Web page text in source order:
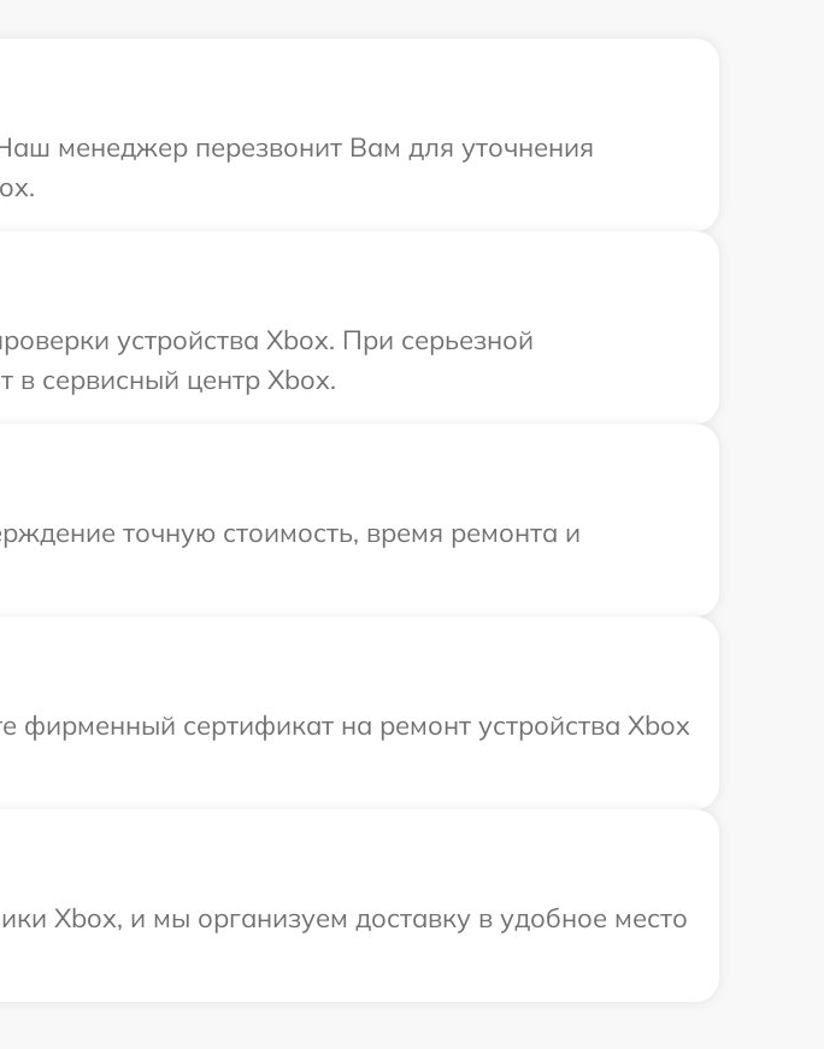
менеджер перезвонит Вам для уточнения
устройства Xbox. При серьезной
в сервисный центр Xbox.
точную стоимость, время ремонта и
фирменный сертификат на ремонт устройства Xbox
Xbox, и мы организуем доставку в удобное место